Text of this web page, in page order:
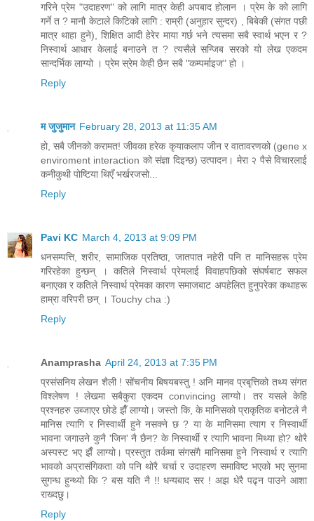
गरिने प्रेम "उदाहरण" को लागि मात्र केही अपबाद होलान । प्रेम के को लागि
गर्ने त ? मानौ केटाले किटिको लागि : राम्री (अनुहार सुन्दर) , बिबेकी (संगत पछी
मात्र थाहा हुने), शिक्षित आदी हेरेर माया गर्छ भने त्यसमा सबै स्वार्थ भएन र ?
निस्वार्थ आधार केलाई बनाउने त ? त्यसैले सन्जिब सरको यो लेख एकदम
सान्दर्भिक लाग्यो । प्रेम स्रेम केही छैन सबै "कम्पर्माइज" हो ।
Reply
म जुजुमान February 28, 2013 at 11:35 AM
हो, सबै जीनको करामत! जीवका हरेक कृयाकलाप जीन र वातावरणको (gene x
enviroment interaction को संज्ञा दिइन्छ) उत्पादन। मेरा २ पैसे विचारलाई
कनीकुथी पोष्टिया थिएँ भर्खरजसो...
Reply
Pavi KC March 4, 2013 at 9:09 PM
धनसम्पत्ति, शरीर, सामाजिक प्रतिष्ठा, जातपात नहेरी पनि त मानिसहरू प्रेम
गरिरहेका हुन्छन् । कतिले निस्वार्थ प्रेमलाई विवाहपछिको संघर्षबाट सफल
बनाएका र कतिले निस्वार्थ प्रेमका कारण समाजबाट अपहेलित हुनुपरेका कथाहरू
हाम्रा वरिपरी छन् । Touchy cha :)
Reply
Anamprasha April 24, 2013 at 7:35 PM
प्रसंसनिय लेखन शैली ! सोंचनीय बिषयबस्तु ! अनि मानव प्रबृत्तिको तथ्य संगत
विश्लेषण ! लेखमा सबैकुरा एकदम convincing लाग्यो। तर यसले केहि
प्रश्नहरु उब्जाएर छोडे झैँ लाग्यो। जस्तो कि, के मानिसको प्राकृतिक बनोटले नै
मानिस त्यागि र निस्वार्थी हुने नसक्ने छ ? या के मानिसमा त्याग र निस्वार्थी
भावना जगाउने कुनै 'जिन' नै छैन? के निस्वार्थी र त्यागि भावना मिथ्या हो? थोरै
अस्पस्ट भए झैँ लाग्यो। प्रस्तुत तर्कमा संगसंगै मानिसमा हुने निस्वार्थ र त्यागि
भावको अप्रासंगिकता को पनि थोरै चर्चा र उदाहरण समाविष्ट भएको भए सुनमा
सुगन्ध हुन्थ्यो कि ? बस यति नै !! धन्यबाद सर ! अझ धेरै पढ्न पाउने आशा
राख्दछु।
Reply